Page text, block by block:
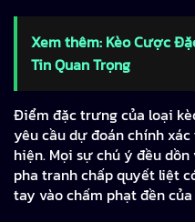
Xem thêm: Kèo Cược
Tin Quan Trọng
Điểm đặc trưng của loại
yêu cầu dự đoán chính
hiện. Mọi sự chú ý đều
pha tranh chấp quyết liệt
tay vào chấm phạt đền